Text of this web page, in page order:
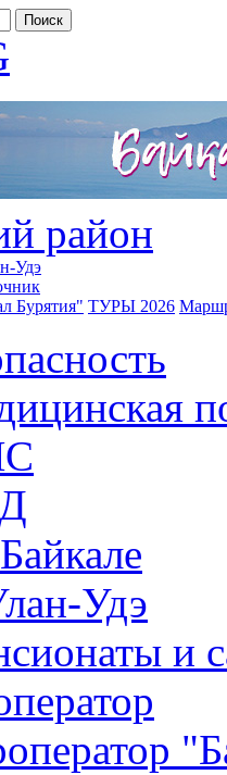
район
Удэ
Бурятия" ТУРЫ 2026
Удэ
и